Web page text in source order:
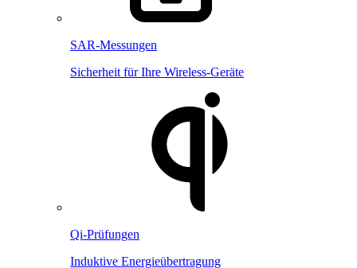
SAR-Messungen
Sicherheit für Ihre Wireless-Geräte
Qi-Prüfungen
Induktive Energieübertragung